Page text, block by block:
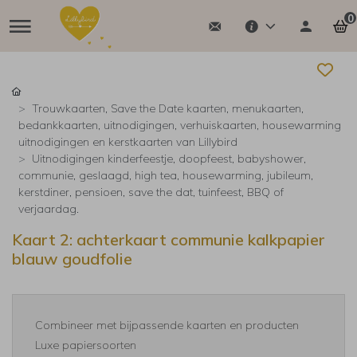
0
Trouwkaarten, Save the Date kaarten, menukaarten,
bedankkaarten, uitnodigingen, verhuiskaarten, housewarming
uitnodigingen en kerstkaarten van Lillybird
Uitnodigingen kinderfeestje, doopfeest, babyshower,
communie, geslaagd, high tea, housewarming, jubileum,
kerstdiner, pensioen, save the dat, tuinfeest, BBQ of
verjaardag.
Kaart 2: achterkaart communie kalkpapier
blauw goudfolie
Combineer met bijpassende kaarten en producten
Luxe papiersoorten